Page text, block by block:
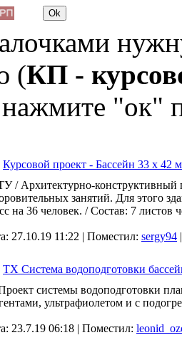
(КП -
"ок"
Курсовой проект - Бассейн 33 х 42
/ Архитектурно-конструктивный
занятий. Для этого
на 36 человек. / Состав: 7 листов
27.10.19 11:22 | Поместил: sergy94
ТХ Система водоподготовки
системы водоподготовки
ультрафиолетом и с
23.7.19 06:18 | Поместил: